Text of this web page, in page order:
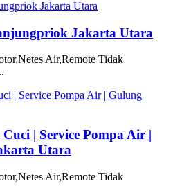
Jakarta Utara
Air,Remote Tidak
Cuci | Service Pompa Air |
Utara
Air,Remote Tidak